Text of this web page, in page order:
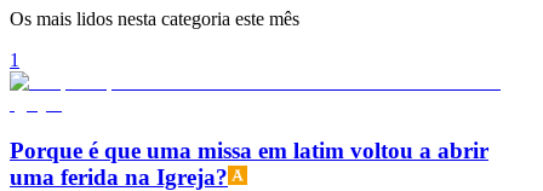
Os mais lidos nesta categoria este mês
1
Porque é que uma missa em latim voltou a abrir
uma ferida na Igreja?